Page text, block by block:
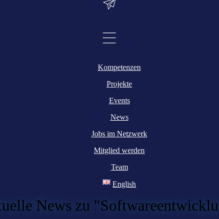
Kompetenzen
Projekte
Events
News
Jobs im Netzwerk
Mitglied werden
Team
English
News zu